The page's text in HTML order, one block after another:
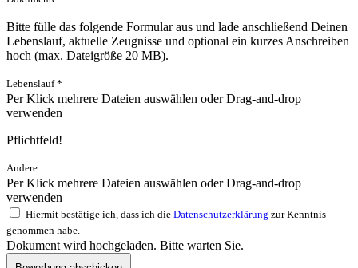
Bitte fülle das folgende Formular aus und lade anschließend Deinen
Lebenslauf, aktuelle Zeugnisse und optional ein kurzes Anschreiben
hoch (max. Dateigröße 20 MB).
Lebenslauf*
Per Klick mehrere Dateien auswählen oder Drag-and-drop
verwenden
Pflichtfeld!
Andere
Per Klick mehrere Dateien auswählen oder Drag-and-drop
verwenden
Hiermit bestätige ich, dass ich die Datenschutzerklärung zur Kenntnis
genommen habe.
Dokument wird hochgeladen. Bitte warten Sie.